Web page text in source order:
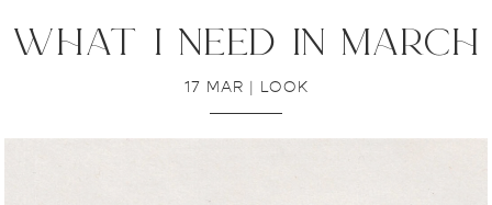
what i need in march
17 MAR | LOOK